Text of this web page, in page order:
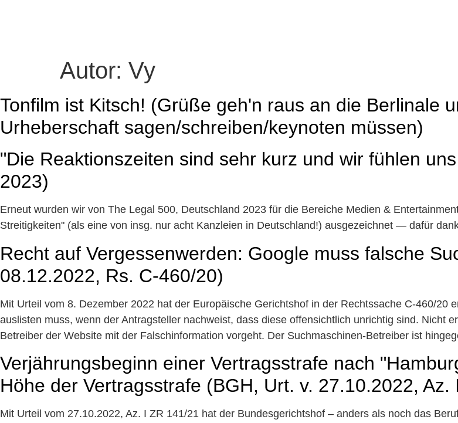
Autor: Vy
Tonfilm ist Kitsch! (Grüße geh'n raus an die Berlinale
Urheberschaft sagen/schreiben/keynoten müssen)
"Die Reaktionszeiten sind sehr kurz und wir fühlen
2023)
Erneut wurden wir von The Legal 500, Deutschland 2023 für die Bereiche Medien &
Streitigkeiten" (als eine von insg. nur acht Kanzleien in Deutschland!) ausgezeichnet — dafür
Recht auf Vergessenwerden: Google muss falsche
08.12.2022, Rs. C-460/20)
Mit Urteil vom 8. Dezember 2022 hat der Europäische Gerichtshof in der Rechtssache C-460/
auslisten muss, wenn der Antragsteller nachweist, dass diese offensichtlich unrichtig sind. Nicht
Betreiber der Website mit der Falschinformation vorgeht. Der Suchmaschinen-Betreiber ist
Verjährungsbeginn einer Vertragsstrafe nach
Höhe der Vertragsstrafe (BGH, Urt. v. 27.10.2022, Az.
Mit Urteil vom 27.10.2022, Az. I ZR 141/21 hat der Bundesgerichtshof – anders als noch das